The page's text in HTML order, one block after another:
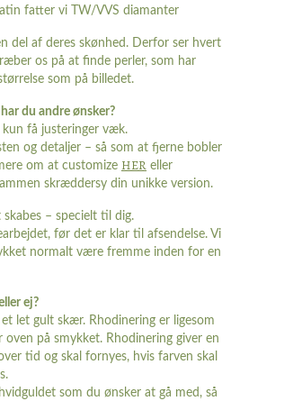
fatter vi TW/VVS diamanter
del af deres skønhed. Derfor ser hvert
os på at finde perler, som har
som på billedet.
du andre ønsker?
få justeringer væk.
og detaljer – så som at fjerne bobler
om at customize HER eller
skræddersy din unikke version.
– specielt til dig.
før det er klar til afsendelse. Vi
normalt være fremme inden for en
ej?
let gult skær. Rhodinering er ligesom
på smykket. Rhodinering giver en
tid og skal fornyes, hvis farven skal
som du ønsker at gå med, så